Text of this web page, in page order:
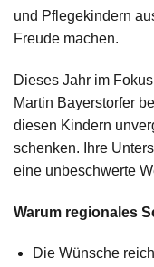
und Pflegekindern
Freude machen.
Dieses Jahr im
Martin Bayerstorfer
diesen Kindern
schenken. Ihre
eine unbeschwerte
Warum regionales
Die Wünsche